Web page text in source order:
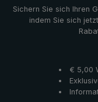
Sichern Sie sich Ihren
indem Sie sich
€ 5,00